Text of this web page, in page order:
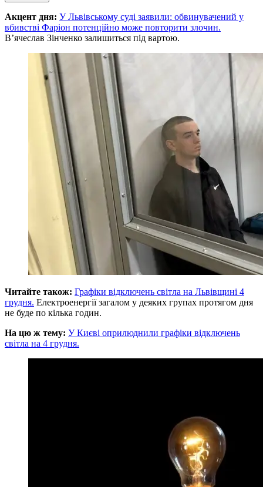
Акцент дня: У Львівському суді заявили: обвинувачений у
вбивстві Фаріон потенційно може повторити злочин.
В’ячеслав Зінченко залишиться під вартою.
Читайте також: Графіки відключень світла на Львівщині 4
грудня. Електроенергії загалом у деяких групах протягом дня
не буде по кілька годин.
На цю ж тему: У Києві оприлюднили графіки відключень
світла на 4 грудня.